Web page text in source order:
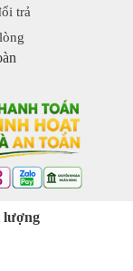
trả
lượng